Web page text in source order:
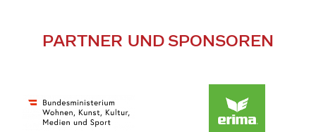
PARTNER UND SPONSOREN